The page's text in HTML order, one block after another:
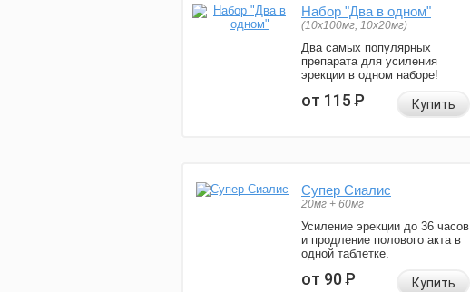
Набор "Два в одном"
(10x100мг, 10x20мг)
Два самых популярных
препарата для усиления
эрекции в одном наборе!
от 115Р Купить
Супер Сиалис
20мг + 60мг
Усиление эрекции до 36 часов
и продление полового акта в
одной таблетке.
от 90Р Купить